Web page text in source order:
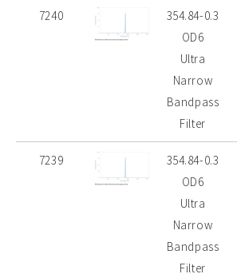
7240
354.84-0.3
OD6
Ultra
Narrow
Bandpass
Filter
7239
354.84-0.3
OD6
Ultra
Narrow
Bandpass
Filter